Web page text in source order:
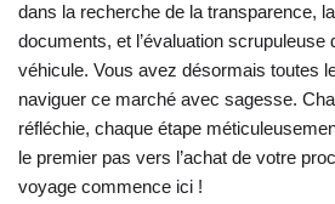
dans la recherche de la transparence,
documents, et l’évaluation scrupuleuse
véhicule. Vous avez désormais toutes
naviguer ce marché avec sagesse.
réfléchie, chaque étape
le premier pas vers l’achat de votre
voyage commence ici !